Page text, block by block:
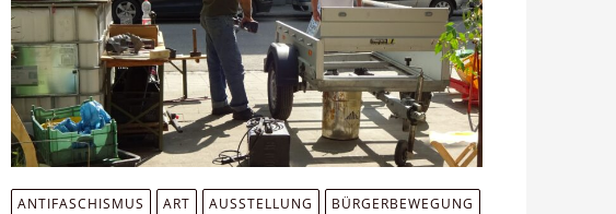
ANTIFASCHISMUS ART AUSSTELLUNG
BÜRGERBEWEGUNG